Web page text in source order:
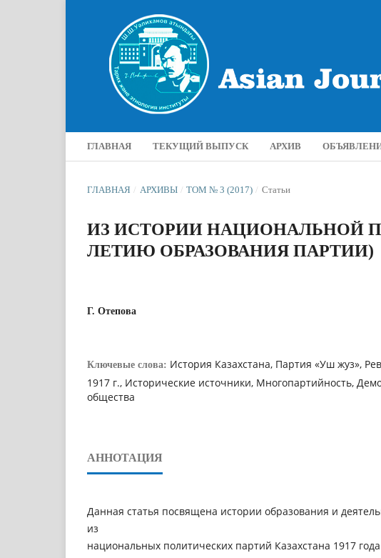
ГЛАВНАЯ ТЕКУЩИЙ ВЫПУСК АРХИВ
ГЛАВНАЯ / АРХИВЫ / ТОМ № 3 (2017) / Статьи
ИЗ ИСТОРИИ НАЦИОНАЛЬНОЙ
ЛЕТИЮ ОБРАЗОВАНИЯ ПАРТИИ)
Г. Отепова
Ключевые слова: История Казахстана, Партия «Уш жуз»,
1917 г., Исторические источники, Многопартийность,
общества
АННОТАЦИЯ
Данная статья посвящена истории образования и
из
национальных политических партий Казахстана 1917